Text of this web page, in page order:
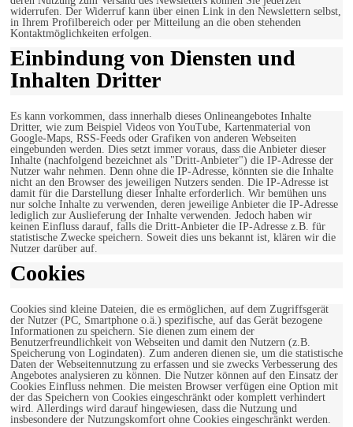
widerrufen. Der Widerruf kann über einen Link in den Newslettern selbst,
in Ihrem Profilbereich oder per Mitteilung an die oben stehenden
Kontaktmöglichkeiten erfolgen.
Einbindung von Diensten und
Inhalten Dritter
Es kann vorkommen, dass innerhalb dieses Onlineangebotes Inhalte
Dritter, wie zum Beispiel Videos von YouTube, Kartenmaterial von
Google-Maps, RSS-Feeds oder Grafiken von anderen Webseiten
eingebunden werden. Dies setzt immer voraus, dass die Anbieter dieser
Inhalte (nachfolgend bezeichnet als "Dritt-Anbieter") die IP-Adresse der
Nutzer wahr nehmen. Denn ohne die IP-Adresse, könnten sie die Inhalte
nicht an den Browser des jeweiligen Nutzers senden. Die IP-Adresse ist
damit für die Darstellung dieser Inhalte erforderlich. Wir bemühen uns
nur solche Inhalte zu verwenden, deren jeweilige Anbieter die IP-Adresse
lediglich zur Auslieferung der Inhalte verwenden. Jedoch haben wir
keinen Einfluss darauf, falls die Dritt-Anbieter die IP-Adresse z.B. für
statistische Zwecke speichern. Soweit dies uns bekannt ist, klären wir die
Nutzer darüber auf.
Cookies
Cookies sind kleine Dateien, die es ermöglichen, auf dem Zugriffsgerät
der Nutzer (PC, Smartphone o.ä.) spezifische, auf das Gerät bezogene
Informationen zu speichern. Sie dienen zum einem der
Benutzerfreundlichkeit von Webseiten und damit den Nutzern (z.B.
Speicherung von Logindaten). Zum anderen dienen sie, um die statistische
Daten der Webseitennutzung zu erfassen und sie zwecks Verbesserung des
Angebotes analysieren zu können. Die Nutzer können auf den Einsatz der
Cookies Einfluss nehmen. Die meisten Browser verfügen eine Option mit
der das Speichern von Cookies eingeschränkt oder komplett verhindert
wird. Allerdings wird darauf hingewiesen, dass die Nutzung und
insbesondere der Nutzungskomfort ohne Cookies eingeschränkt werden.